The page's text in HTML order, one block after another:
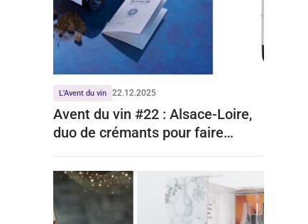
L'Avent du vin 22.12.2025
Avent du vin #22 : Alsace-Loire,
duo de crémants pour faire